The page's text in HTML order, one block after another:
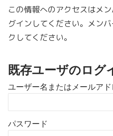
この情報へのアクセスはメ
グインしてください。メン
クしてください。
既存ユーザのログ
ユーザー名またはメールアド
パスワード